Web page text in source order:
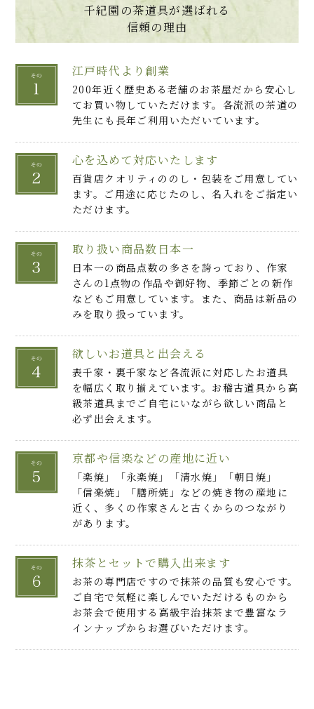
千紀園の茶道具が選ばれる
信頼の理由
江戸時代より創業
200年近く歴史ある老舗のお茶屋だから安心し
てお買い物していただけます。各流派の茶道の
先生にも長年ご利用いただいています。
心を込めて対応いたします
百貨店クオリティののし・包装をご用意してい
ます。ご用途に応じたのし、名入れをご指定い
ただけます。
取り扱い商品数日本一
日本一の商品点数の多さを誇っており、作家
さんの1点物の作品や御好物、季節ごとの新作
などもご用意しています。また、商品は新品の
みを取り扱っています。
欲しいお道具と出会える
表千家・裏千家など各流派に対応したお道具
を幅広く取り揃えています。お稽古道具から高
級茶道具までご自宅にいながら欲しい商品と
必ず出会えます。
京都や信楽などの産地に近い
「楽焼」「永楽焼」「清水焼」「朝日焼」
「信楽焼」「膳所焼」などの焼き物の産地に
近く、多くの作家さんと古くからのつながり
があります。
抹茶とセットで購入出来ます
お茶の専門店ですので抹茶の品質も安心です。
ご自宅で気軽に楽しんでいただけるものから
お茶会で使用する高級宇治抹茶まで豊富なラ
インナップからお選びいただけます。